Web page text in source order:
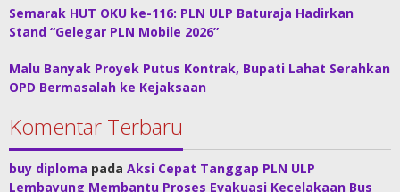
Semarak HUT OKU ke-116: PLN ULP Baturaja Hadirkan
Stand “Gelegar PLN Mobile 2026”
Malu Banyak Proyek Putus Kontrak, Bupati Lahat Serahkan
OPD Bermasalah ke Kejaksaan
Komentar Terbaru
buy diploma pada Aksi Cepat Tanggap PLN ULP
Lembayung Membantu Proses Evakuasi Kecelakaan Bus